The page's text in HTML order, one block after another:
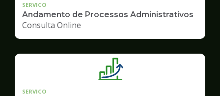
SERVICO
Andamento de Processos Administrativos
Consulta Online
SERVICO